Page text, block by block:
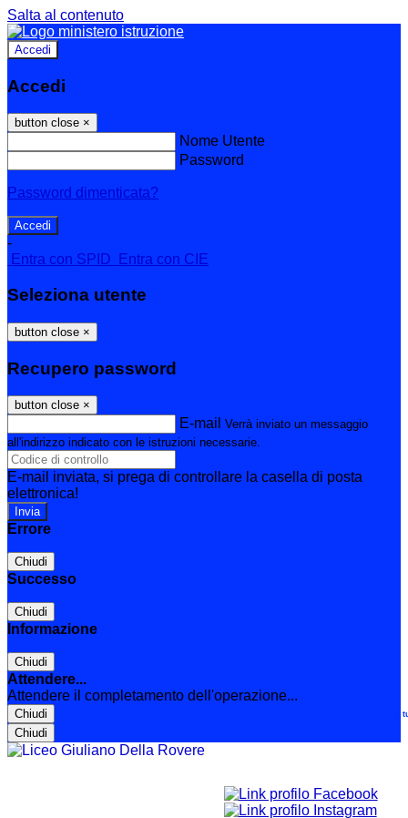
Salta al contenuto
Accedi
Accedi
button close ×
Nome Utente
Password
Password dimenticata?
-
Entra con SPID
Entra con CIE
Seleziona utente
button close ×
Recupero password
button close ×
E-mail Verrà inviato un messaggio
all'indirizzo indicato con le istruzioni necessarie.
E-mail inviata, si prega di controllare la casella di posta
elettronica!
Errore
Chiudi
Successo
Chiudi
Informazione
Chiudi
Attendere...
Attendere il completamento dell'operazione...
Chiudi
Chiudi
Le